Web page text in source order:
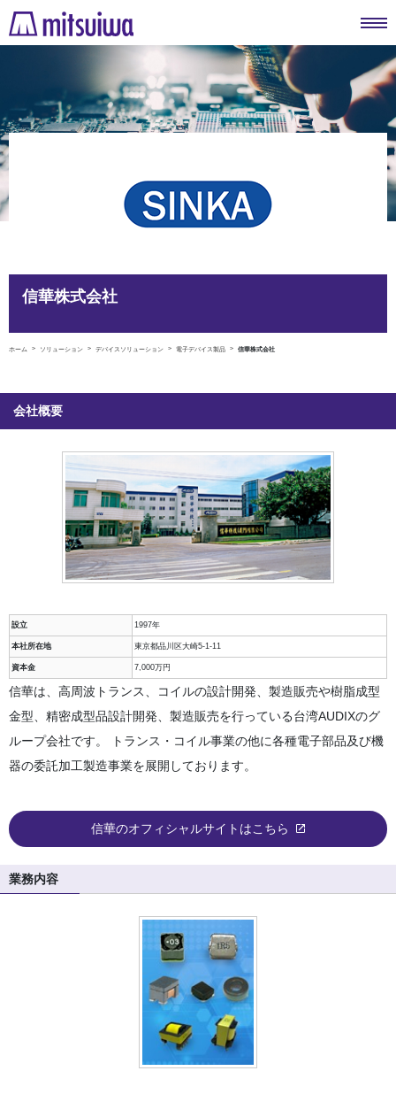
信華株式会社
ホーム ソリューション デバイスソリューション 電子デバイス製品 信華株式会社
会社概要
設立 1997年
本社所在地 東京都品川区大崎5-1-11
資本金 7,000万円
信華は、高周波トランス、コイルの設計開発、製造販売や樹脂成型
金型、精密成型品設計開発、製造販売を行っている台湾AUDIXのグ
ループ会社です。 トランス・コイル事業の他に各種電子部品及び機
器の委託加工製造事業を展開しております。
信華のオフィシャルサイトはこちら
業務内容